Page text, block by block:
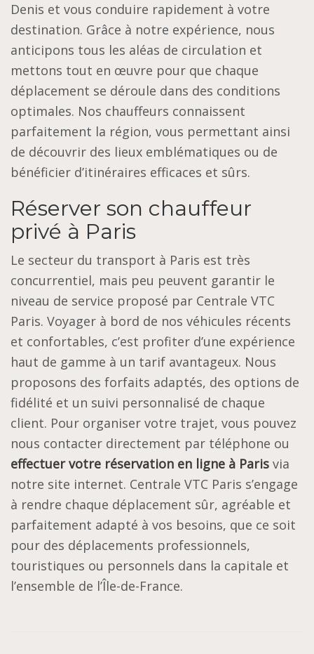
Denis et vous conduire rapidement à votre
destination. Grâce à notre expérience, nous
anticipons tous les aléas de circulation et
mettons tout en œuvre pour que chaque
déplacement se déroule dans des conditions
optimales. Nos chauffeurs connaissent
parfaitement la région, vous permettant ainsi
de découvrir des lieux emblématiques ou de
bénéficier d’itinéraires efficaces et sûrs.
Réserver son chauffeur
privé à Paris
Le secteur du transport à Paris est très
concurrentiel, mais peu peuvent garantir le
niveau de service proposé par Centrale VTC
Paris. Voyager à bord de nos véhicules récents
et confortables, c’est profiter d’une expérience
haut de gamme à un tarif avantageux. Nous
proposons des forfaits adaptés, des options de
fidélité et un suivi personnalisé de chaque
client. Pour organiser votre trajet, vous pouvez
nous contacter directement par téléphone ou
effectuer votre réservation en ligne à Paris via
notre site internet. Centrale VTC Paris s’engage
à rendre chaque déplacement sûr, agréable et
parfaitement adapté à vos besoins, que ce soit
pour des déplacements professionnels,
touristiques ou personnels dans la capitale et
l’ensemble de l’Île-de-France.